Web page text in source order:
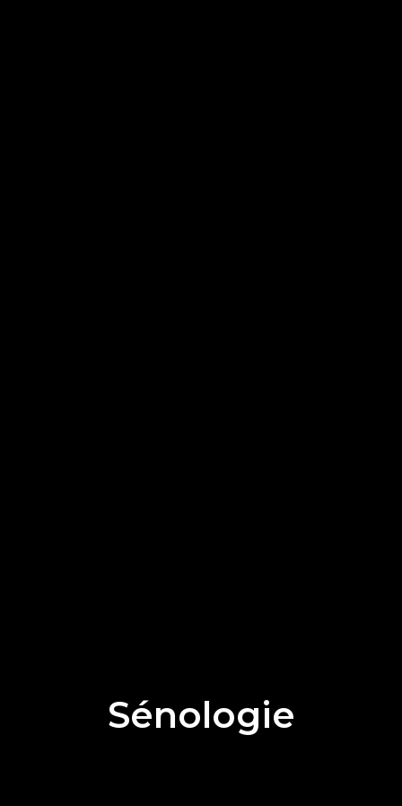
Sénologie